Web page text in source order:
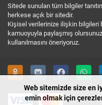
Sitede sunulan tüm bilgiler
herkese açık bir sitedir.
Kişisel verilerinize ilişkin bilgileri
kamuoyuyla paylaşmış
kullanılmasını öneriyoruz.
Web sitemizde size en
emin olmak için